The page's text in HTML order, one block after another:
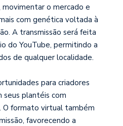
o mercado e
com genética voltada à
A transmissão será feita
do YouTube, permitindo a
de qualquer localidade.
para criadores
seus plantéis com
O formato virtual também
favorecendo a